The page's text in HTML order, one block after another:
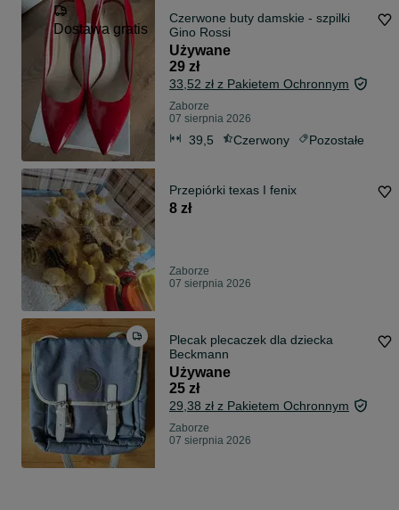
Dostawa gratis
Czerwone buty damskie - szpilki
Gino Rossi
Używane
29 zł
33,52 zł z Pakietem Ochronnym
Zaborze
07 sierpnia 2026
39,5 Czerwony Pozostałe
Przepiórki texas I fenix
8 zł
Zaborze
07 sierpnia 2026
Plecak plecaczek dla dziecka
Beckmann
Używane
25 zł
29,38 zł z Pakietem Ochronnym
Zaborze
07 sierpnia 2026